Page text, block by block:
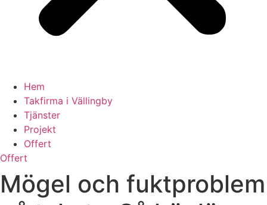
Hem
Takfirma i Vällingby
Tjänster
Projekt
Offert
Offert
Mögel och fuktproblem